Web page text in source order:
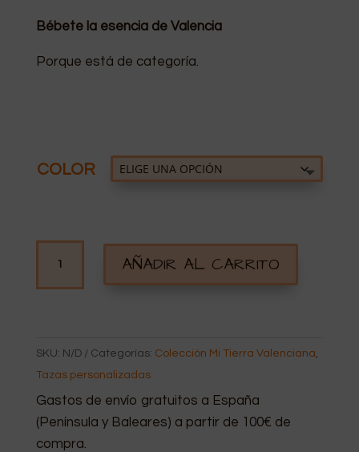
Bébete la esencia de Valencia
Porque está de categoría.
COLOR
PERSONALIZADA
VALENCIA
AÑADIR AL CARRITO
SKU: N/D Categorías: Colección Mi Tierra Valenciana,
Tazas personalizadas
Gastos de envío gratuitos a España
(Península y Baleares) a partir de 100€ de
compra.